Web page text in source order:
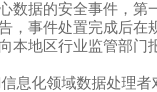
数据的安全事件，第
，事件处置完成后在
本地区行业监管部门
息化领域数据处理